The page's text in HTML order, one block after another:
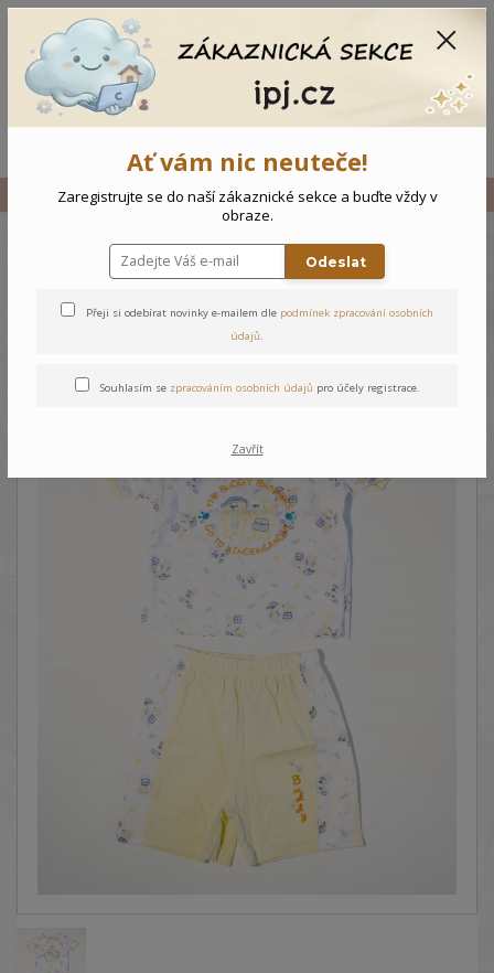
Vše Kojenecký komplet Medvídci
Kojenecký komplet Medvídci
Ať vám nic neuteče!
Zaregistrujte se do naší zákaznické sekce a buďte vždy v
obraze.
Odeslat
Přeji si odebírat novinky e-mailem dle podmínek zpracování osobních
údajů.
Souhlasím se zpracováním osobních údajů pro účely registrace.
Zavřít